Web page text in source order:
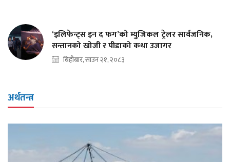
‘इलिफेन्ट्स इन द फग’को म्युजिकल ट्रेलर सार्वजनिक,
सन्तानको खोजी र पीडाको कथा उजागर
बिहीबार, साउन २१, २०८३
अर्थतन्त्र